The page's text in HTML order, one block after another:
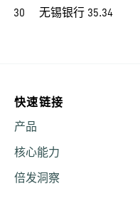
30
无锡银行 35.34
快速链接
产品
核心能力
倍发洞察